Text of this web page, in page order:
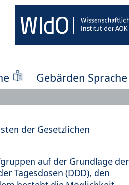
Gebärden Sprache
der Gesetzlichen
auf der Grundlage der
Tagesdosen (DDD), den